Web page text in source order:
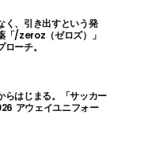
く、引き出すという発
「/zeroz（ゼロズ）」
ーチ。
らはじまる。「サッカー
アウェイユニフォー